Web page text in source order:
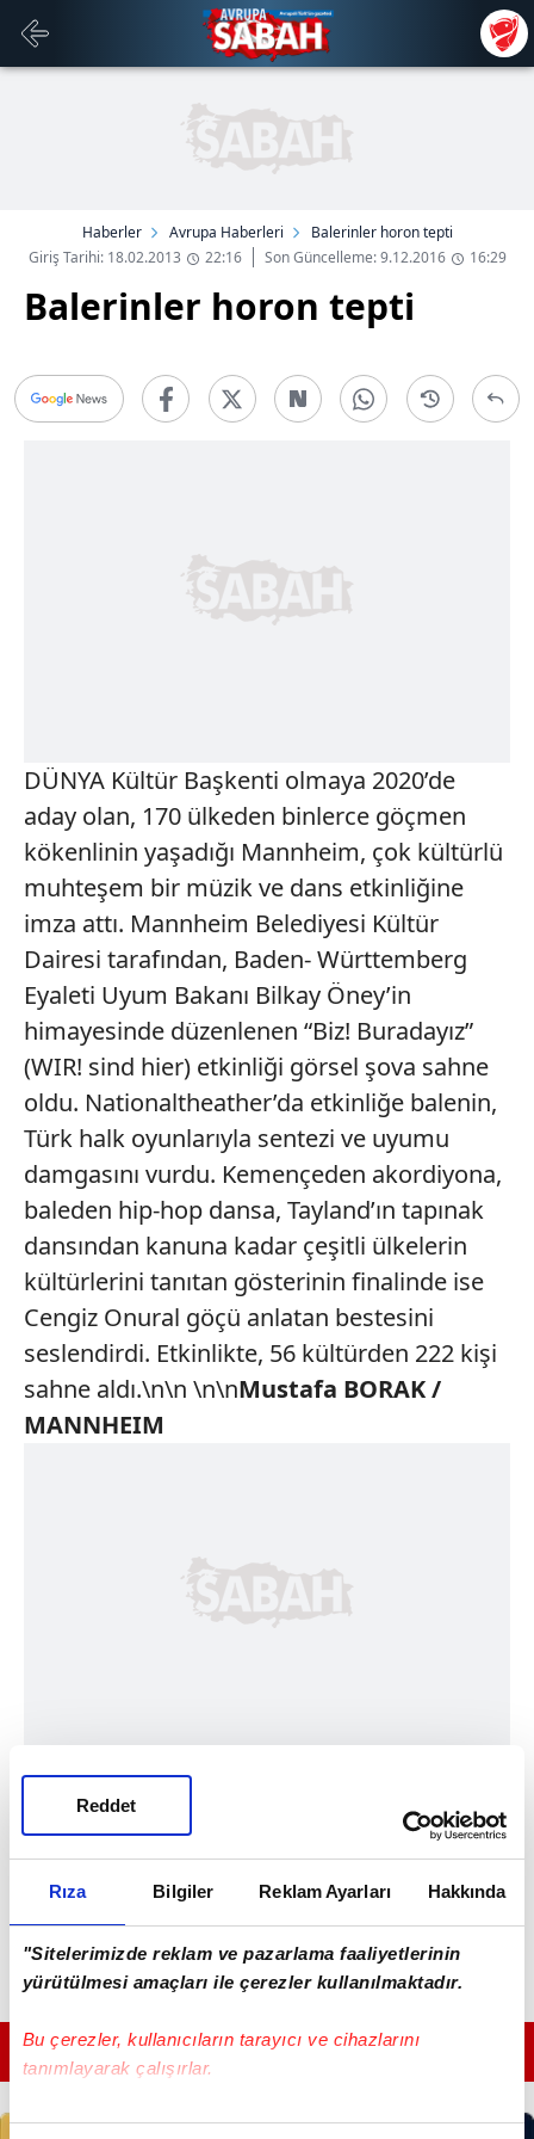
Rıza Bilgiler Reklam Ayarları Hakkında
"Sitelerimizde reklam ve pazarlama faaliyetlerinin
yürütülmesi amaçları ile çerezler kullanılmaktadır.
Bu çerezler, kullanıcıların tarayıcı ve cihazlarını
tanımlayarak çalışırlar.
Bu çerezlere izin vermeniz halinde sizlere özel
Reddet
Haberler Avrupa Haberleri
Balerinler horon tepti
Giriş Tarihi: 18.02.2013
22:16 Son Güncelleme: 9.12.2016 16:29
Balerinler horon tepti
DÜNYA Kültür Başkenti olmaya 2020’de
aday olan, 170 ülkeden binlerce göçmen
kökenlinin yaşadığı Mannheim, çok kültürlü
muhteşem bir müzik ve dans etkinliğine
imza attı. Mannheim Belediyesi Kültür
Dairesi tarafından, Baden- Württemberg
Eyaleti Uyum Bakanı Bilkay Öney’in
himayesinde düzenlenen “Biz! Buradayız”
(WIR! sind hier) etkinliği görsel şova sahne
oldu. Nationaltheather’da etkinliğe balenin,
Türk halk oyunlarıyla sentezi ve uyumu
damgasını vurdu. Kemençeden akordiyona,
baleden hip-hop dansa, Tayland’ın tapınak
dansından kanuna kadar çeşitli ülkelerin
kültürlerini tanıtan gösterinin finalinde ise
Cengiz Onural göçü anlatan bestesini
seslendirdi. Etkinlikte, 56 kültürden 222 kişi
sahne aldı.\n\n \n\nMustafa BORAK /
MANNHEIM
GÜNÜN EN ÖNEMLİ MANŞETLERİ İÇİN TIKLAYIN